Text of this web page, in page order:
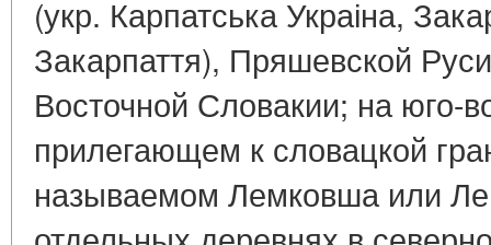
(укр. Карпатська Украіна,
Закарпаття), Пряшевской
Восточной Словакии; на юго-
прилегающем к словацкой
называемом Лемковша или